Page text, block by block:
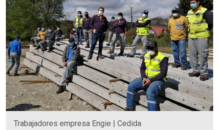
Trabajadores empresa Engie | Cedida